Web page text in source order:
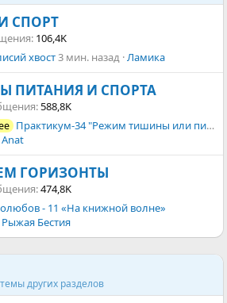
СПОРТ
106,4K
хвост3 мин. назад Ламика
ПИТАНИЯ И СПОРТА
588,8K
Практикум-34 "Режим тишины или пищевая пауза"
Anat
ГОРИЗОНТЫ
474,8K
- 11 «На книжной волне»
Рыжая Бестия
других разделов